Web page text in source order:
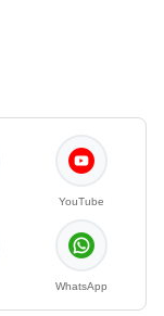
YouTube
WhatsApp